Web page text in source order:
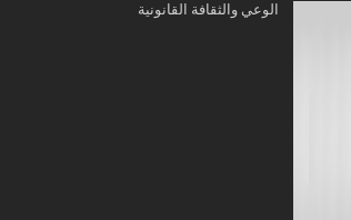
الوعي والثقافة القانونية